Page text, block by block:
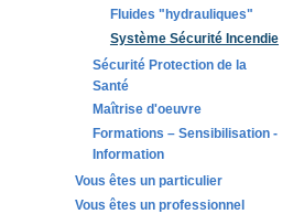
Fluides "hydrauliques"
Système Sécurité Incendie
Sécurité Protection de la
Santé
Maîtrise d'oeuvre
Formations – Sensibilisation -
Information
Vous êtes un particulier
Vous êtes un professionnel